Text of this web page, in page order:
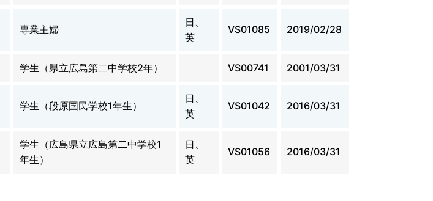
専業主婦
日、
英
VS01085 2019/02/28
学生（県立広島第二中学校2年） VS00741 2001/03/31
学生（段原国民学校1年生）
日、
英
VS01042 2016/03/31
学生（広島県立広島第二中学校1
年生）
日、
英
VS01056 2016/03/31